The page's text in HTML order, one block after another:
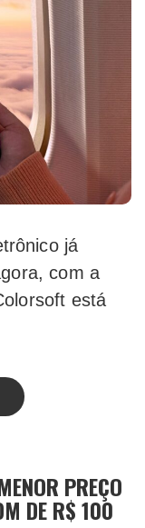
com a
está
PREÇO
DE R$ 100